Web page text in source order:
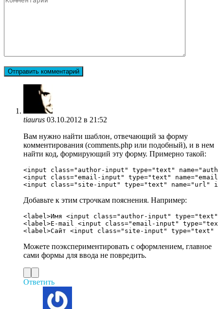
tiaurus 03.10.2012 в 21:52
Вам нужно найти шаблон, отвечающий за форму
комментирования (comments.php или подобный), и в нем
найти код, формирующий эту форму. Примерно такой:
<input class="author-input" type="text"
<input class="email-input" type="text"
Добавьте к этим строчкам пояснения. Например:
<label>Имя <input class="author-input" type="text"
<label>E-mail <input class="email-input"
Можете поэкспериментировать с оформлением, главное
сами формы для ввода не повредить.
Ответить